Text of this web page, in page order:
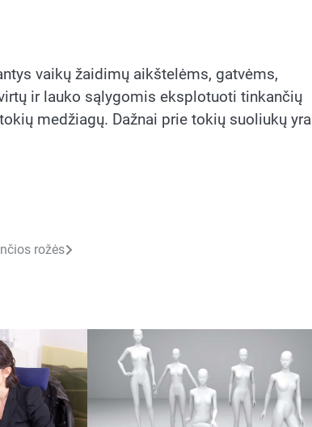
vaikų žaidimų aikštelėms, gatvėms,
ir lauko sąlygomis eksplotuoti tinkančių
medžiagų. Dažnai prie tokių suoliukų yra
rožės